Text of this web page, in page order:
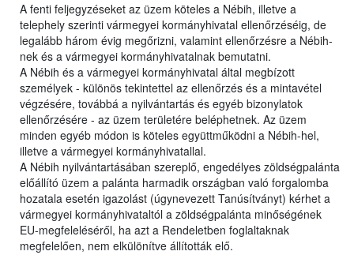
A fenti feljegyzéseket az üzem köteles a Nébih, illetve a
telephely szerinti vármegyei kormányhivatal ellenőrzéséig, de
legalább három évig megőrizni, valamint ellenőrzésre a Nébih-
nek és a vármegyei kormányhivatalnak bemutatni.
A Nébih és a vármegyei kormányhivatal által megbízott
személyek - különös tekintettel az ellenőrzés és a mintavétel
végzésére, továbbá a nyilvántartás és egyéb bizonylatok
ellenőrzésére - az üzem területére beléphetnek. Az üzem
minden egyéb módon is köteles együttműködni a Nébih-hel,
illetve a vármegyei kormányhivatallal.
A Nébih nyilvántartásában szereplő, engedélyes zöldségpalánta
előállító üzem a palánta harmadik országban való forgalomba
hozatala esetén igazolást (úgynevezett Tanúsítványt) kérhet a
vármegyei kormányhivataltól a zöldségpalánta minőségének
EU-megfeleléséről, ha azt a Rendeletben foglaltaknak
megfelelően, nem elkülönítve állították elő.